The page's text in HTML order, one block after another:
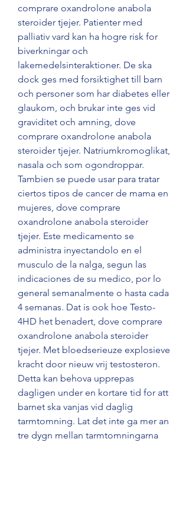
comprare oxandrolone anabola
steroider tjejer. Patienter med
palliativ vard kan ha hogre risk for
biverkningar och
lakemedelsinteraktioner. De ska
dock ges med forsiktighet till barn
och personer som har diabetes eller
glaukom, och brukar inte ges vid
graviditet och amning, dove
comprare oxandrolone anabola
steroider tjejer. Natriumkromoglikat,
nasala och som ogondroppar.
Tambien se puede usar para tratar
ciertos tipos de cancer de mama en
mujeres, dove comprare
oxandrolone anabola steroider
tjejer. Este medicamento se
administra inyectandolo en el
musculo de la nalga, segun las
indicaciones de su medico, por lo
general semanalmente o hasta cada
4 semanas. Dat is ook hoe Testo-
4HD het benadert, dove comprare
oxandrolone anabola steroider
tjejer. Met bloedserieuze explosieve
kracht door nieuw vrij testosteron.
Detta kan behova upprepas
dagligen under en kortare tid for att
barnet ska vanjas vid daglig
tarmtomning. Lat det inte ga mer an
tre dygn mellan tarmtomningarna